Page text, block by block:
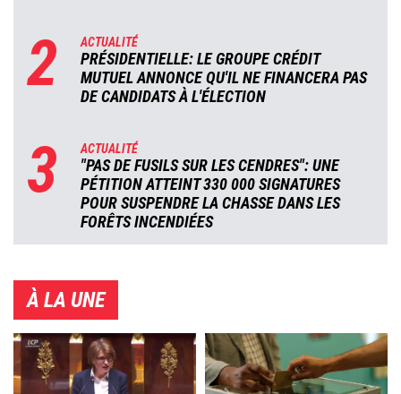
2 ACTUALITÉ
PRÉSIDENTIELLE: LE GROUPE CRÉDIT
MUTUEL ANNONCE QU'IL NE FINANCERA PAS
DE CANDIDATS À L'ÉLECTION
3 ACTUALITÉ
"PAS DE FUSILS SUR LES CENDRES": UNE
PÉTITION ATTEINT 330 000 SIGNATURES
POUR SUSPENDRE LA CHASSE DANS LES
FORÊTS INCENDIÉES
À LA UNE
Image Image